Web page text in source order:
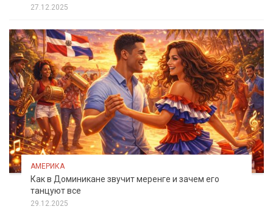
27.12.2025
АМЕРИКА
Как в Доминикане звучит меренге и зачем его
танцуют все
29.12.2025